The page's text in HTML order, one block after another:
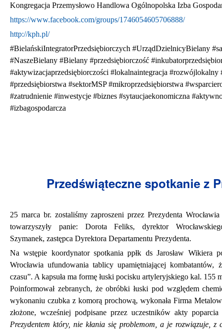
Kongregacja Przemysłowo Handlowa Ogólnopolska Izba
https://www.facebook.com/groups/1746054605706888/
http://kph.pl/
#BielańskiIntegratorPrzedsiębiorczych #UrządDzielnicyBielany
#NaszeBielany #Bielany #przedsiębiorczość
#aktywizacjaprzedsiębiorczości #lokalnaintegracja
#przedsiębiorstwa #sektorMSP #mikroprzedsiębiorstwa
#zatrudnienie #inwestycje #biznes #sytaucjaekonomiczna
#izbagospodarcza
Przedświąteczne spotkanie z
25 marca br. zostaliśmy zaproszeni przez Prezydenta
towarzyszyły panie: Dorota Feliks, dyrektor
Szymanek, zastępca Dyrektora Departamentu Prezydenta.
Na wstępie koordynator spotkania ppłk ds Jarosław Wikiera
Wrocławia ufundowania tablicy upamiętniającej kombatantów,
czasu”. A kapsuła ma formę łuski pocisku artyleryjskiego kal. 155
Poinformował zebranych, że obróbki łuski pod względem
wykonaniu czubka z komorą prochową, wykonała Firma
złożone, wcześniej podpisane przez uczestników akty
Prezydentem który, nie kłania się problemom, a je rozwiązuje,